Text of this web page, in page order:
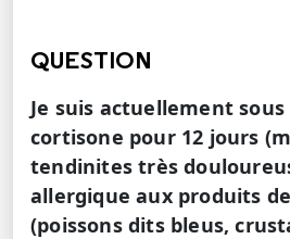
QUESTION
Je suis actuellement
cortisone pour 12 jours
tendinites très
allergique aux produits
(poissons dits bleus,